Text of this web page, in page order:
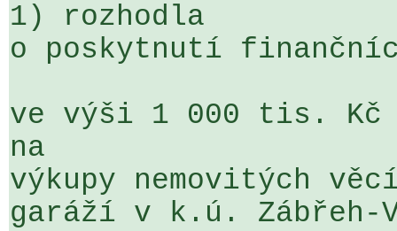
1) rozhodla
o poskytnutí
ve výši 1 000 tis. Kč
na
výkupy nemovitých
garáží v k.ú. Zábřeh-